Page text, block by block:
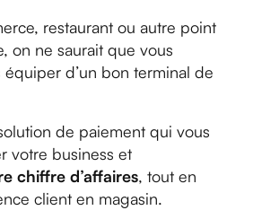
restaurant ou autre point
on ne saurait que vous
d’un bon terminal de
de paiement qui vous
votre business et
chiffre d’affaires, tout en
client en magasin.